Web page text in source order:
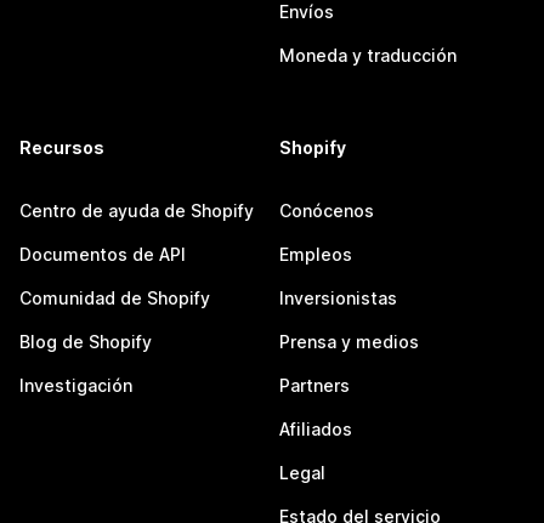
Envíos
Moneda y traducción
Recursos
Centro de ayuda de Shopify
Documentos de API
Comunidad de Shopify
Blog de Shopify
Investigación
Shopify
Conócenos
Empleos
Inversionistas
Prensa y medios
Partners
Afiliados
Legal
Estado del servicio